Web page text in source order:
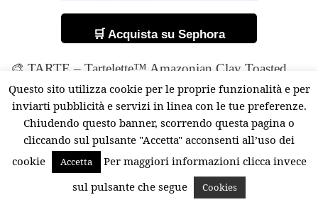
🛒 Acquista su Sephora
🎨 TARTE – Tartelette™ Amazonian Clay Toasted
Palette
LaTartelette™ Amazonian Clay Toasted Palette
di TARTE è una palette cult con 12 tonalità calde
dai finish matt e iridescenti. Questapalette occhi
colori naturali valorizza palpebra, incavo e rima
ciliare, permettendo di creare look facili e
Questo sito utilizza cookie per le proprie funzionalità e per
inviarti pubblicità e servizi in linea con le tue preferenze.
Chiudendo questo banner, scorrendo questa pagina o
cliccando sul pulsante "Accetta" acconsenti all’uso dei
cookie
Accetta
Per maggiori informazioni clicca invece
sul pulsante che segue
Cookies